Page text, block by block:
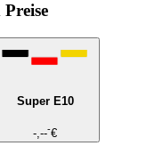
Super E10
-,---€